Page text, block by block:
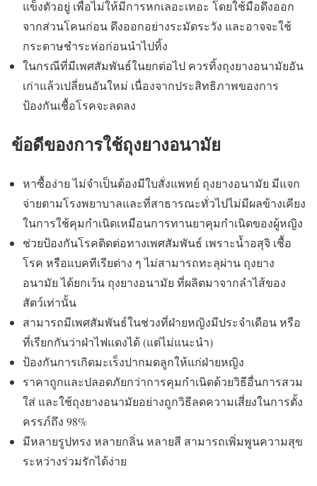
แข็งตัวอยู่ เพื่อไม่ให้มีการหกเลอะเทอะ โดยใช้มือดึงออก
จากส่วนโคนก่อน ดึงออกอย่างระมัดระวัง และอาจจะใช้
กระดาษชำระห่อก่อนนำไปทิ้ง
ในกรณีที่มีเพศสัมพันธ์ในยกต่อไป ควรทิ้งถุงยางอนามัยอัน
เก่าแล้วเปลี่ยนอันใหม่ เนื่องจากประสิทธิภาพของการ
ป้องกันเชื้อโรคจะลดลง
ข้อดีของการใช้ถุงยางอนามัย
หาซื้อง่าย ไม่จำเป็นต้องมีใบสั่งแพทย์ ถุงยางอนามัย มีแจก
จ่ายตามโรงพยาบาลและที่สาธารณะทั่วไปไม่มีผลข้างเคียง
ในการใช้คุมกำเนิดเหมือนการทานยาคุมกำเนิดของผู้หญิง
ช่วยป้องกันโรคติดต่อทางเพศสัมพันธ์ เพราะน้ำอสุจิ เชื้อ
โรค หรือแบคทีเรียต่าง ๆ ไม่สามารถทะลุผ่าน ถุงยาง
อนามัย ได้ยกเว้น ถุงยางอนามัย ที่ผลิตมาจากลำไส้ของ
สัตว์เท่านั้น
สามารถมีเพศสัมพันธ์ในช่วงที่ฝ่ายหญิงมีประจำเดือน หรือ
ที่เรียกกันว่าฝ่าไฟแดงได้ (แต่ไม่แนะนำ)
ป้องกันการเกิดมะเร็งปากมดลูกให้แก่ฝ่ายหญิง
ราคาถูกและปลอดภัยกว่าการคุมกำเนิดด้วยวิธีอื่นการสวม
ใส่ และใช้ถุงยางอนามัยอย่างถูกวิธีลดความเสี่ยงในการตั้ง
ครรภ์ถึง 98%
มีหลายรูปทรง หลายกลิ่น หลายสี สามารถเพิ่มพูนความสุข
ระหว่างร่วมรักได้ง่าย